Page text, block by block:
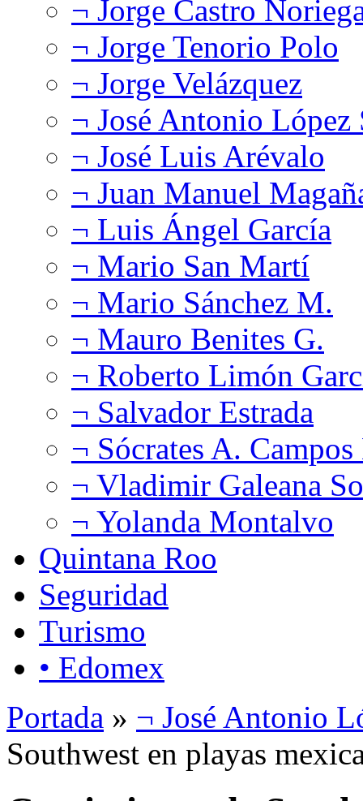
¬ Jorge Castro
¬ Jorge Tenorio Polo
¬ Jorge Velázquez
¬ José Antonio López
¬ José Luis Arévalo
¬ Juan Manuel
¬ Luis Ángel García
¬ Mario San Martí
¬ Mario Sánchez M.
¬ Mauro Benites G.
¬ Roberto Limón
¬ Salvador Estrada
¬ Sócrates A.
¬ Vladimir Galeana
¬ Yolanda Montalvo
Quintana Roo
Seguridad
Turismo
• Edomex
Portada » ¬ José Antonio
Southwest en playas